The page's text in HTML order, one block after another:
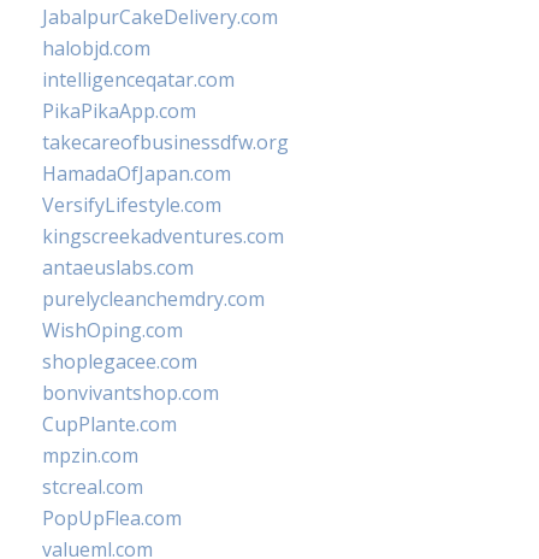
JabalpurCakeDelivery.com
halobjd.com
intelligenceqatar.com
PikaPikaApp.com
takecareofbusinessdfw.org
HamadaOfJapan.com
VersifyLifestyle.com
kingscreekadventures.com
antaeuslabs.com
purelycleanchemdry.com
WishOping.com
shoplegacee.com
bonvivantshop.com
CupPlante.com
mpzin.com
stcreal.com
PopUpFlea.com
valueml.com